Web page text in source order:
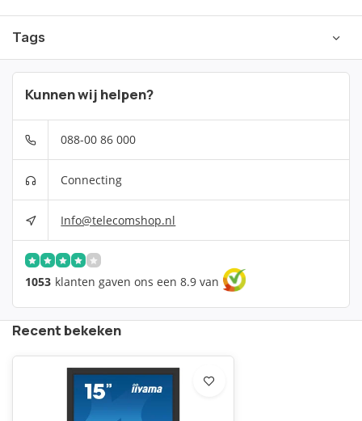
Tags
Kunnen wij helpen?
088-00 86 000
Connecting
Info@telecomshop.nl
1053 klanten gaven ons een 8.9 van
Recent bekeken